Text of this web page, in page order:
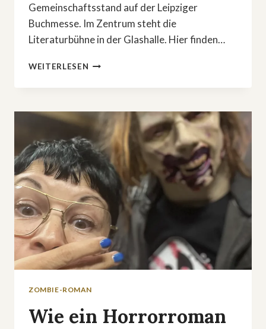
Gemeinschaftsstand auf der Leipziger
Buchmesse. Im Zentrum steht die
Literaturbühne in der Glashalle. Hier finden…
WEITERLESEN LEIPZIGER
2025:
AUFTRITT
VON
ARD,
ZDF
UND
3SAT
ZOMBIE-ROMAN
Wie ein Horrorroman